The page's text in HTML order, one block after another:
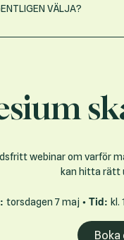
VÄLJA?
webinar om varför
kan hitta rätt
torsdagen 7 maj • Tid: kl.
Boka